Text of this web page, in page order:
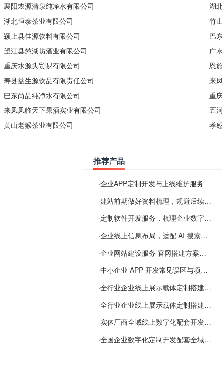
襄阳农源清泉纯净水有限公司
湖北恒泰茶业有限公司
颍上县佳源饮料有限公司
望江县慈湖坊酒业有限公司
重庆水源头贸易有限公司
寿县益生源饮品有限责任公司
巴东尚品纯净水有限公司
来凤凤临天下果酒实业有限公司
黄山老猴茶业有限公司
湖
竹
巴
广
恩
来
重
五
孝
推荐产品
·企业APP定制开发与上线维护服务
·建站前期做好资料梳理，规避后续各类使用难题
·定制软件开发服务，梳理企业数字化落地常见难点
·企业线上信息布局，适配 AI 搜索需要留意这些要点
·企业网站建设服务 官网搭建方案经验分享
·中小企业 APP 开发常见误区与项目规划实用经验
·全行业企业线上展示载体定制搭建服务
·全行业企业线上展示载体定制搭建服务
·实体厂商全域线上数字化配套开发与地域检索优化服务
·全国企业数字化定制开发配套全域搜索优化服务